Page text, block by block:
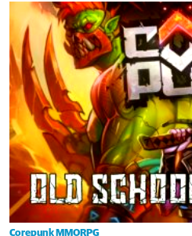
Corepunk MMORPG